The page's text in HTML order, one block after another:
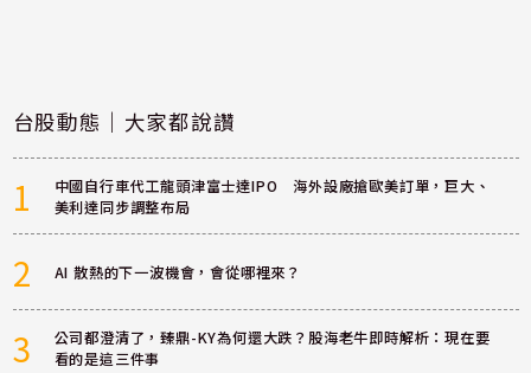
台股動態｜大家都說讚
1
中國自行車代工龍頭津富士達IPO 海外設廠搶歐美訂單，巨大、
美利達同步調整布局
2 AI 散熱的下一波機會，會從哪裡來？
3
公司都澄清了，臻鼎-KY為何還大跌？股海老牛即時解析：現在要
看的是這三件事